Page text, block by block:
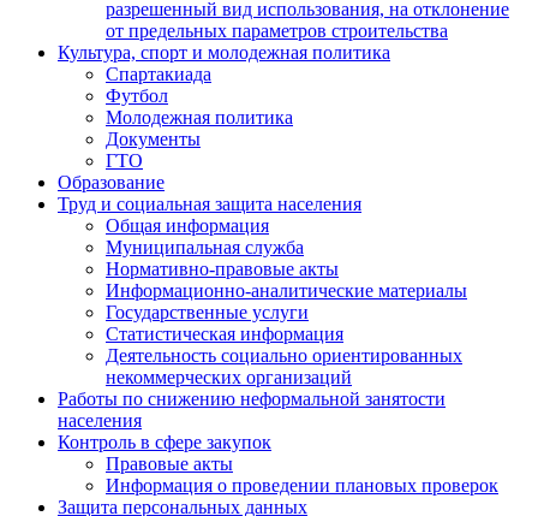
разрешенный вид использования, на отклонение
от предельных параметров строительства
Культура, спорт и молодежная политика
Спартакиада
Футбол
Молодежная политика
Документы
ГТО
Образование
Труд и социальная защита населения
Общая информация
Муниципальная служба
Нормативно-правовые акты
Информационно-аналитические материалы
Государственные услуги
Статистическая информация
Деятельность социально ориентированных
некоммерческих организаций
Работы по снижению неформальной занятости
населения
Контроль в сфере закупок
Правовые акты
Информация о проведении плановых проверок
Защита персональных данных